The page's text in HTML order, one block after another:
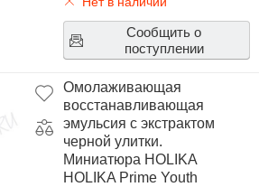
Сообщить о
поступлении
Омолаживающая
восстанавливающая
эмульсия с экстрактом
черной улитки.
Миниатюра HOLIKA
HOLIKA Prime Youth